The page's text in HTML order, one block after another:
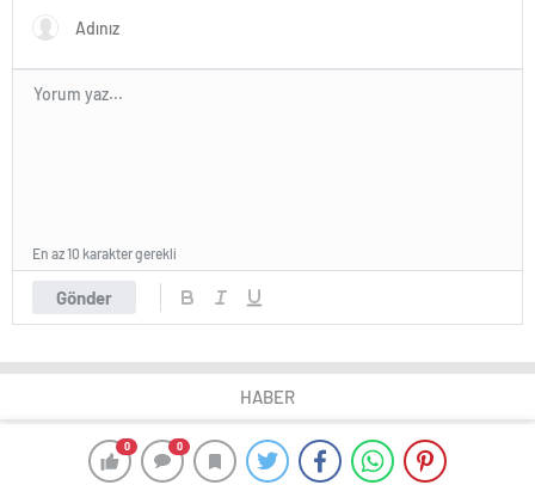
0 0
Gönder
En az 10 karakter gerekli
HABER